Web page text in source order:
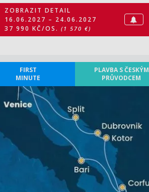
ZOBRAZIT DETAIL
16.06.2027 – 24.06.2027
37 990 KČ/OS. (1 570 €)
FIRST
MINUTE
PLAVBA S ČESKÝM
PRŮVODCEM
ZOBRAZIT DETAIL
02.07.2027 – 10.07.2027